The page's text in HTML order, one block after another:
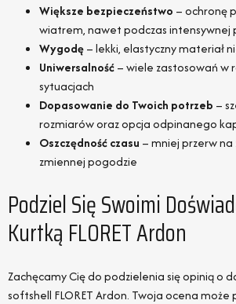
Większe bezpieczeństwo – ochronę
wiatrem, nawet podczas intensywnej
Wygodę– lekki, elastyczny materiał
Uniwersalność– wiele zastosowań w
sytuacjach
Dopasowanie do Twoich potrzeb –
rozmiarów oraz opcja odpinanego
Oszczędność czasu – mniej przerw
zmiennej pogodzie
Podziel Się Swoimi
Kurtką FLORET Ardon
Zachęcamy Cię do podzielenia się opinią o
softshell FLORET Ardon. Twoja ocena może